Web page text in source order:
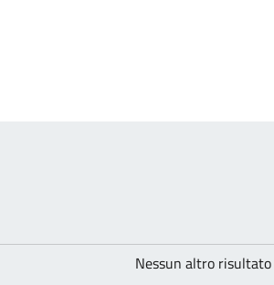
Nessun altro risultato